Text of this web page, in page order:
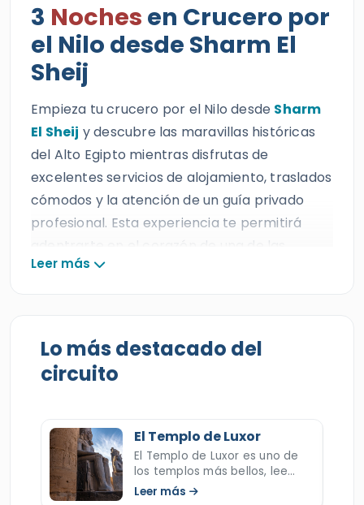
3 Noches en Crucero por
el Nilo desde Sharm El
Sheij
Empieza tu crucero por el Nilo desde Sharm
El Sheij y descubre las maravillas históricas
del Alto Egipto mientras disfrutas de
excelentes servicios de alojamiento, traslados
cómodos y la atención de un guía privado
profesional. Esta experiencia te permitirá
adentrarte en el corazón de una de las
civilizaciones más fascinantes de la historia,
del recorrido, navegarás entre escenarios
únicos que han sido testigos del esplendor de
los faraones y del legado eterno del antiguo
combinación perfecta de cultura, historia y
belleza monumental, convirtiendo cada
momento del viaje en un recuerdo inolvidable.
Además, este crucero es la oportunidad ideal
Leer más
Lo más destacado del
circuito
El Templo de Luxor
El Templo de Luxor es uno de
los templos más bellos, lee
mas sobre este templo, sus
Leer más